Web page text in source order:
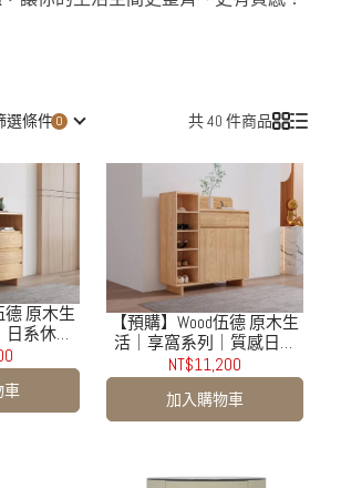
選條件 共 40 件商品
德 原木生
系休閒
車
【預購】Wood伍德 原木生
活｜享窩系列｜質感日系
收納鞋櫃
NT$11,200
加入購物車